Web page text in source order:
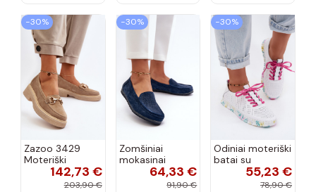
−30%
Zazoo 3429
Moteriški
zomšiniai
mokasinai su
142,73 €
203,90 €
−30%
Zomšiniai
mokasinai
tamsiai mėlynos
spalvos S.Barski
64,33 €
91,90 €
−30%
Odiniai moteriški
batai su
raišteliais baltos
spalvos Cadiz
55,23 €
78,90 €